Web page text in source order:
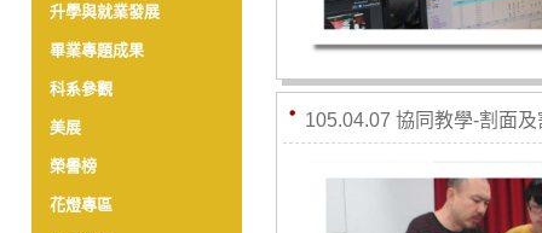
升學與就業發展
畢業專題成果
科系參觀
美展
榮譽榜
花燈專區
105.04.07 協同教學-割面及